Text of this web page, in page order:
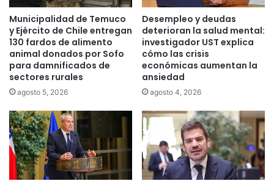
r
r
i
c
a
e
v
e
n
t
u
l
e
l
e
c
Municipalidad de Temuco
y Ejército de Chile entregan
130 fardos de alimento
animal donados por Sofo
para damnificados de
sectores rurales
agosto 5, 2026
Desempleo y deudas
deterioran la salud mental:
investigador UST explica
cómo las crisis
económicas aumentan la
ansiedad
agosto 4, 2026